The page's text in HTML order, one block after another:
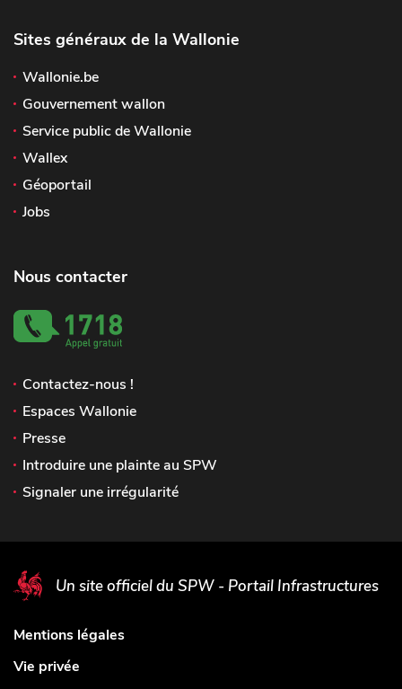
Sites généraux de la Wallonie
Wallonie.be
Gouvernement wallon
Service public de Wallonie
Wallex
Géoportail
Jobs
Nous contacter
Contactez-nous !
Espaces Wallonie
Presse
Introduire une plainte au SPW
Signaler une irrégularité
Un site officiel du SPW - Portail Infrastructures
Mentions légales
Vie privée